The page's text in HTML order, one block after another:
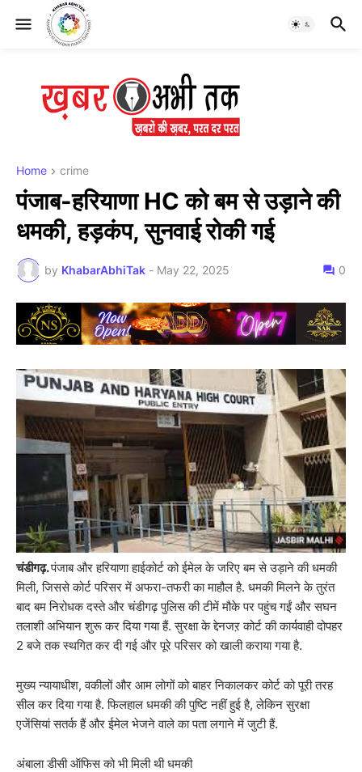
Home crime
पंजाब-हरियाणा HC को बम से उड़ाने की
धमकी, हड़कंप, सुनवाई रोकी गई
by KhabarAbhiTak - May 22, 2025 0
चंडीगढ़.पंजाब और हरियाणा हाईकोर्ट को ईमेल के जरिए बम से उड़ाने की धमकी
मिली, जिससे कोर्ट परिसर में अफरा-तफरी का माहौल है. धमकी मिलने के तुरंत
बाद बम निरोधक दस्ते और चंडीगढ़ पुलिस की टीमें मौके पर पहुंच गईं और सघन
तलाशी अभियान शुरू कर दिया गया हैं. सुरक्षा के द्देनजऱ कोर्ट की कार्यवाही दोपहर
2 बजे तक स्थगित कर दी गई और पूरे परिसर को खाली कराया गया है.
मुख्य न्यायाधीश, वकीलों और आम लोगों को बाहर निकालकर कोर्ट को पूरी तरह
सील कर दिया गया है. फिलहाल धमकी की पुष्टि नहीं हुई है, लेकिन सुरक्षा
एजेंसियां सतर्क हैं और ईमेल भेजने वाले का पता लगाने में जुटी हैं.
अंबाला डीसी ऑफिस को भी मिली थी धमकी